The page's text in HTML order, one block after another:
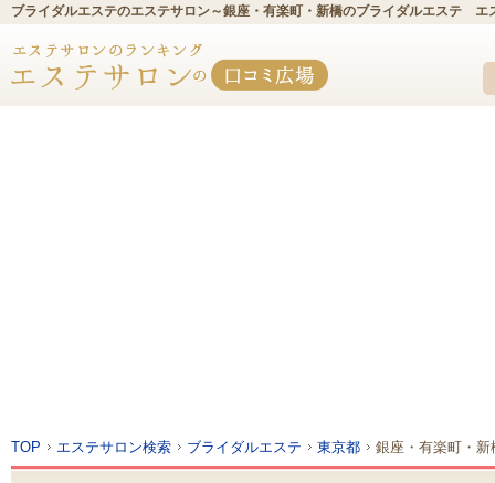
ブライダルエステのエステサロン～銀座・有楽町・新橋のブライダルエステ エ
TOP エステサロン検索 ブライダルエステ 東京都 銀座・有楽町・新